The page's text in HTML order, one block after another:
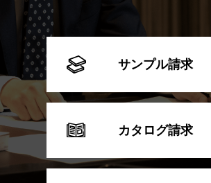
サンプル請求
カタログ請求